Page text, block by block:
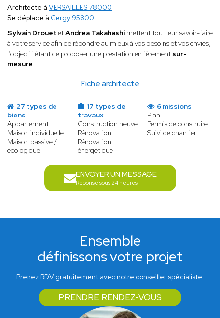
Fiche architecte
Architecte à VERSAILLES 78000
Se déplace à Cergy 95800
Sylvain Drouet etAndrea Takahashi mettent tout leur savoir-faire
à votre service afin de répondre au mieux à vos besoins et vos envies,
l’objectif étant de proposer une prestation entièrement sur-
mesure.
27 types de
biens
Appartement
Maison individuelle
Maison passive /
écologique
17 types de
travaux
Construction neuve
Rénovation
Rénovation
énergétique
6 missions
Plan
Permis de construire
Suivi de chantier
ENVOYER UN MESSAGE
Réponse sous 24 heures
Ensemble
définissons votre projet
Prenez RDV gratuitement avec notre conseiller spécialiste.
PRENDRE RENDEZ-VOUS